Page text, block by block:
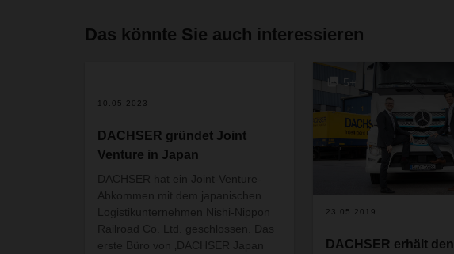
Das könnte Sie auch interessieren
10.05.2023
DACHSER gründet Joint
Venture in Japan
DACHSER hat ein Joint-Venture-
Abkommen mit dem japanischen
Logistikunternehmen Nishi-Nippon
Railroad Co. Ltd. geschlossen. Das
erste Büro von ‚DACHSER Japan
5+
23.05.2019
DACHSER erhält den